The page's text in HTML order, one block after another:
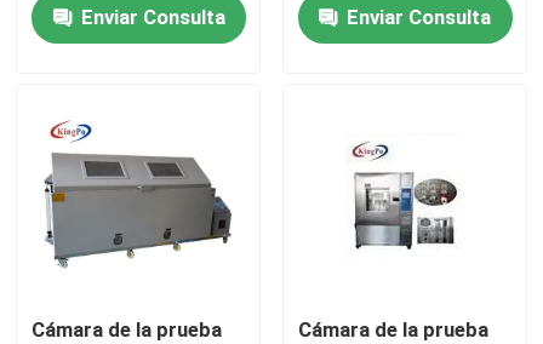
Éntrenos en contacto con
Equipo de prueba del IEC
Equipo de prueba médico
Equipo de prueba de la protección del ingreso
Enviar Consulta Enviar Consulta
Cámara de la prueba
Cámara de la prueba